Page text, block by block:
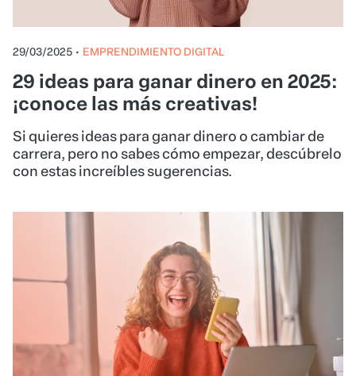
29/03/2025 • EMPRENDIMIENTO DIGITAL
29 ideas para ganar dinero en 2025:
¡conoce las más creativas!
Si quieres ideas para ganar dinero o cambiar de
carrera, pero no sabes cómo empezar, descúbrelo
con estas increíbles sugerencias.